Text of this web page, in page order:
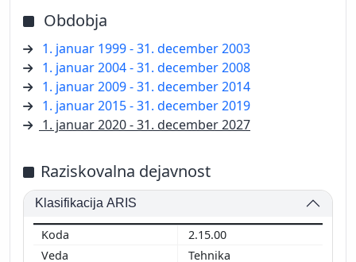
Obdobja
1. januar 1999 - 31. december 2003
1. januar 2004 - 31. december 2008
1. januar 2009 - 31. december 2014
1. januar 2015 - 31. december 2019
1. januar 2020 - 31. december 2027
Raziskovalna dejavnost
Klasifikacija ARIS
2.15.00
Tehnika